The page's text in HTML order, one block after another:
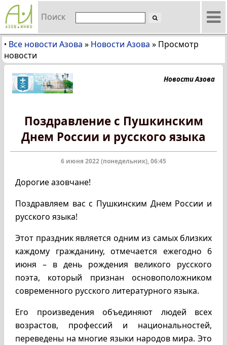
Поиск
• Все новости Азова » Новости Азова » Просмотр
новости
Новости Азова
Поздравление с Пушкинским
Днем России и русского языка
6 июня 2022 (понедельник), 06:45
Дорогие азовчане!
Поздравляем вас с Пушкинским Днем России и
русского языка!
Этот праздник является одним из самых близких
каждому гражданину, отмечается ежегодно 6
июня – в день рождения великого русского
поэта, который признан основоположником
современного русского литературного языка.
Его произведения объединяют людей всех
возрастов, профессий и национальностей,
переведены на многие языки народов мира. Это